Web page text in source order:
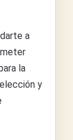
a
la
y